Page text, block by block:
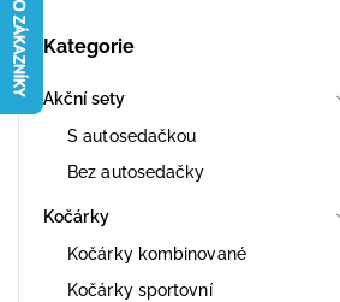
Kategorie
Akční sety
S autosedačkou
Bez autosedačky
Kočárky
Kočárky kombinované
Kočárky sportovní